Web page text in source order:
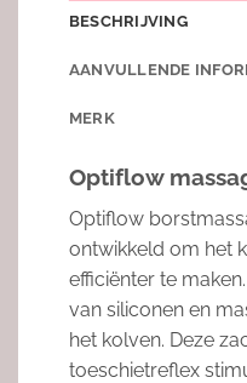
BESCHRIJVING
AANVULLENDE
MERK
Optiflow
Optiflow
ontwikkeld om het
efficiënter te
van siliconen en
het kolven. Deze
toeschietreflex